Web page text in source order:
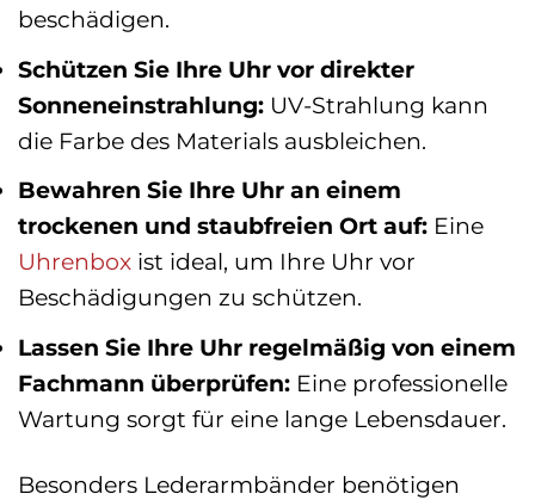
beschädigen.
Schützen Sie Ihre Uhr vor direkter
Sonneneinstrahlung: UV-Strahlung kann
die Farbe des Materials ausbleichen.
Bewahren Sie Ihre Uhr an einem
trockenen und staubfreien Ort auf: Eine
Uhrenbox ist ideal, um Ihre Uhr vor
Beschädigungen zu schützen.
Lassen Sie Ihre Uhr regelmäßig von einem
Fachmann überprüfen: Eine professionelle
Wartung sorgt für eine lange Lebensdauer.
Besonders Lederarmbänder benötigen